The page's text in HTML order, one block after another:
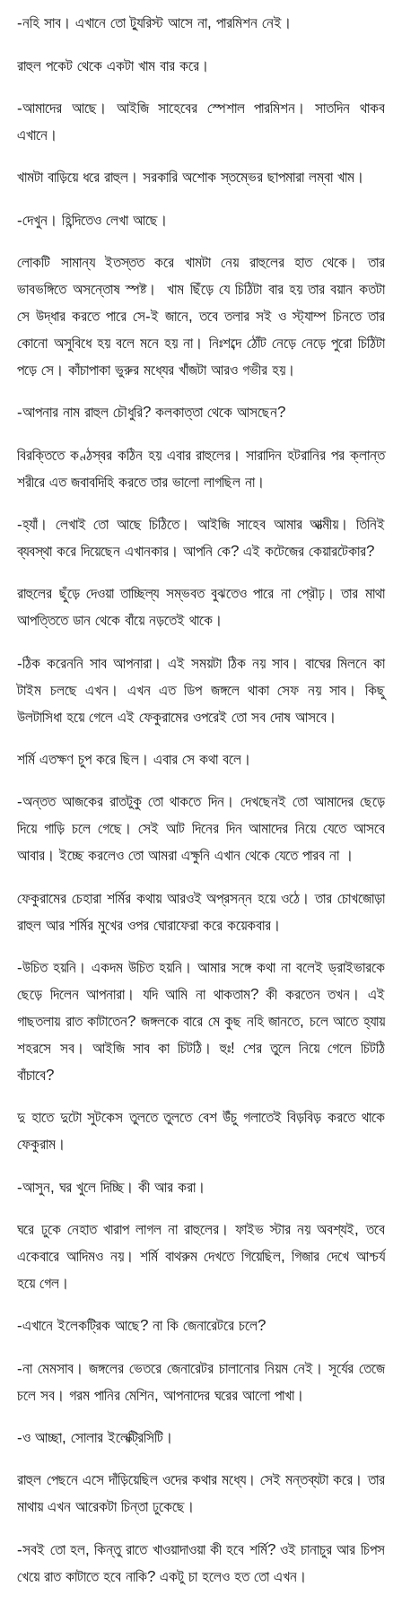
-নহি সাব। এখানে তো ট্যুরিস্ট আসে না, পারমিশন নেই।
রাহুল পকেট থেকে একটা খাম বার করে।
-আমাদের আছে। আইজি সাহেবের স্পেশাল পারমিশন। সাতদিন থাকব
এখানে।
খামটা বাড়িয়ে ধরে রাহুল। সরকারি অশোক স্তম্ভের ছাপমারা লম্বা খাম।
-দেখুন। হিন্দিতেও লেখা আছে।
লোকটি সামান্য ইতস্তত করে খামটা নেয় রাহুলের হাত থেকে। তার
ভাবভঙ্গিতে অসন্তোষ স্পষ্ট। খাম ছিঁড়ে যে চিঠিটা বার হয় তার বয়ান কতটা
সে উদ্ধার করতে পারে সে-ই জানে, তবে তলার সই ও স্ট্যাম্প চিনতে তার
কোনো অসুবিধে হয় বলে মনে হয় না। নিঃশব্দে ঠোঁট নেড়ে নেড়ে পুরো চিঠিটা
পড়ে সে। কাঁচাপাকা ভুরুর মধ্যের খাঁজটা আরও গভীর হয়।
-আপনার নাম রাহুল চৌধুরি? কলকাত্তা থেকে আসছেন?
বিরক্তিতে কণ্ঠস্বর কঠিন হয় এবার রাহুলের। সারাদিন হটরানির পর ক্লান্ত
শরীরে এত জবাবদিহি করতে তার ভালো লাগছিল না।
-হ্যাঁ। লেখাই তো আছে চিঠিতে। আইজি সাহেব আমার আত্মীয়। তিনিই
ব্যবস্থা করে দিয়েছেন এখানকার। আপনি কে? এই কটেজের কেয়ারটেকার?
রাহুলের ছুঁড়ে দেওয়া তাচ্ছিল্য সম্ভবত বুঝতেও পারে না প্রৌঢ়। তার মাথা
আপত্তিতে ডান থেকে বাঁয়ে নড়তেই থাকে।
-ঠিক করেননি সাব আপনারা। এই সময়টা ঠিক নয় সাব। বাঘের মিলনে কা
টাইম চলছে এখন। এখন এত ডিপ জঙ্গলে থাকা সেফ নয় সাব। কিছু
উলটাসিধা হয়ে গেলে এই ফেকুরামের ওপরেই তো সব দোষ আসবে।
শর্মি এতক্ষণ চুপ করে ছিল। এবার সে কথা বলে।
-অন্তত আজকের রাতটুকু তো থাকতে দিন। দেখছেনই তো আমাদের ছেড়ে
দিয়ে গাড়ি চলে গেছে। সেই আট দিনের দিন আমাদের নিয়ে যেতে আসবে
আবার। ইচ্ছে করলেও তো আমরা এক্ষুনি এখান থেকে যেতে পারব না ।
ফেকুরামের চেহারা শর্মির কথায় আরওই অপ্রসন্ন হয়ে ওঠে। তার চোখজোড়া
রাহুল আর শর্মির মুখের ওপর ঘোরাফেরা করে কয়েকবার।
-উচিত হয়নি। একদম উচিত হয়নি। আমার সঙ্গে কথা না বলেই ড্রাইভারকে
ছেড়ে দিলেন আপনারা। যদি আমি না থাকতাম? কী করতেন তখন। এই
গাছতলায় রাত কাটাতেন? জঙ্গলকে বারে মে কুছ নহি জানতে, চলে আতে হ্যায়
শহরসে সব। আইজি সাব কা চিটঠি। হুঃ! শের তুলে নিয়ে গেলে চিটঠি
বাঁচাবে?
দু হাতে দুটো সুটকেস তুলতে তুলতে বেশ উঁচু গলাতেই বিড়বিড় করতে থাকে
ফেকুরাম।
-আসুন, ঘর খুলে দিচ্ছি। কী আর করা।
ঘরে ঢুকে নেহাত খারাপ লাগল না রাহুলের। ফাইভ স্টার নয় অবশ্যই, তবে
একেবারে আদিমও নয়। শর্মি বাথরুম দেখতে গিয়েছিল, গিজার দেখে আশ্চর্য
হয়ে গেল।
-এখানে ইলেকট্রিক আছে? না কি জেনারেটরে চলে?
-না মেমসাব। জঙ্গলের ভেতরে জেনারেটর চালানোর নিয়ম নেই। সূর্যের তেজে
চলে সব। গরম পানির মেশিন, আপনাদের ঘরের আলো পাখা।
-ও আচ্ছা, সোলার ইলেক্ট্রিসিটি।
রাহুল পেছনে এসে দাঁড়িয়েছিল ওদের কথার মধ্যে। সেই মন্তব্যটা করে। তার
মাথায় এখন আরেকটা চিন্তা ঢুকেছে।
-সবই তো হল, কিন্তু রাতে খাওয়াদাওয়া কী হবে শর্মি? ওই চানাচুর আর চিপস
খেয়ে রাত কাটাতে হবে নাকি? একটু চা হলেও হত তো এখন।